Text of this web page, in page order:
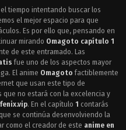
tiempo intentando buscar los
el mejor espacio para que
Es por ello que, pensando en
mirando Omagoto capítulo 1
de este entramado. Las
fue uno de los aspectos mayor
El anime Omagoto factiblemente
que usan este tipo de
que no estará con la excelencia y
. En el capítulo 1 contarás
se continúa desenvolviendo la
como el creador de este anime en